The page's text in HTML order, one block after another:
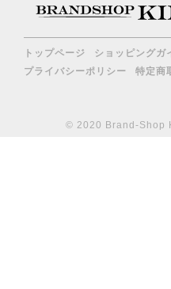
トップページ ショッピングガ
プライバシーポリシー
特定商
© 2020 Brand-Shop